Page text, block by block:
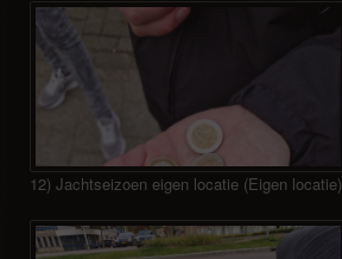
12) Jachtseizoen eigen locatie (Eigen locatie)